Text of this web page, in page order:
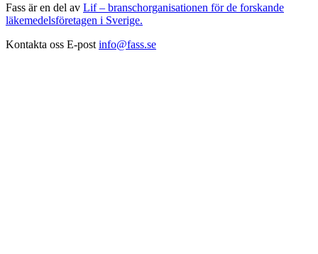
Fass är en del av Lif – branschorganisationen för de forskande
läkemedelsföretagen i Sverige.
Kontakta oss E-post info@fass.se